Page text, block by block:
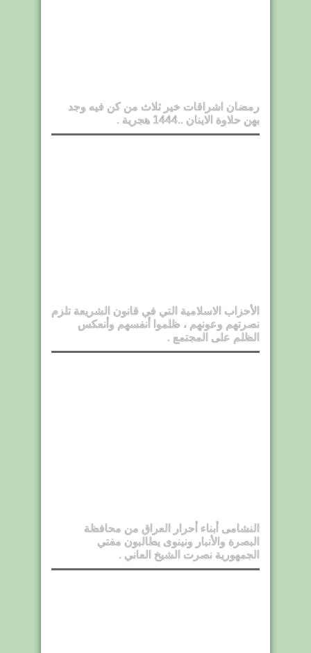
رمضان اشراقات خير ثلاث من كن فيه وجد
بهن حلاوة الاينان ..1444 هجرية .
الأحزاب الاسلامية التي في قانون الشريعة تلزم
نصرتهم وعونهم ، ظلموا أنفسهم وأنعكس
الظلم على المجتمع .
النشامى أبناء أحرار العراق من محافظة
البصرة والأنبار ونينوى يطالبون مفتي
الجمهورية نصرت الشيخ العاني .